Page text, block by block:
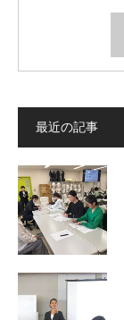
最近の記事